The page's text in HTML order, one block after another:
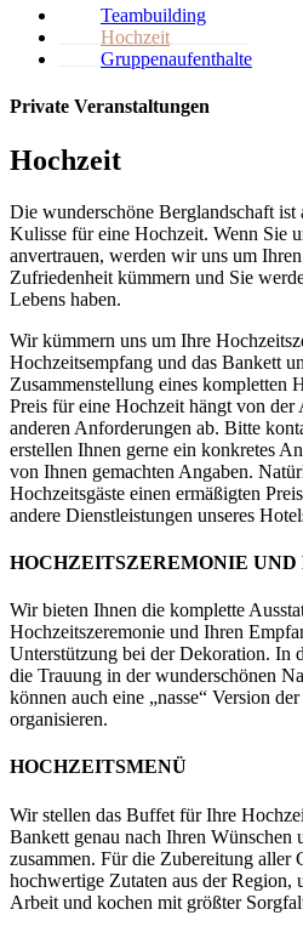
Teambuilding
Hochzeit
Gruppenaufenthalte
Private Veranstaltungen
Hochzeit
Die wunderschöne Berglandschaft ist
Kulisse für eine Hochzeit. Wenn Sie
anvertrauen, werden wir uns um
Zufriedenheit kümmern und Sie
Lebens haben.
Wir kümmern uns um Ihre
Hochzeitsempfang und das Bankett
Zusammenstellung eines kompletten
Preis für eine Hochzeit hängt von der
anderen Anforderungen ab. Bitte
erstellen Ihnen gerne ein konkretes
von Ihnen gemachten Angaben.
Hochzeitsgäste einen ermäßigten
andere Dienstleistungen unseres
HOCHZEITSZEREMONIE UND
Wir bieten Ihnen die komplette
Hochzeitszeremonie und Ihren
Unterstützung bei der Dekoration. In
die Trauung in der wunderschönen
können auch eine „nasse“ Version
organisieren.
HOCHZEITSMENÜ
Wir stellen das Buffet für Ihre
Bankett genau nach Ihren Wünschen
zusammen. Für die Zubereitung aller
hochwertige Zutaten aus der Region,
Arbeit und kochen mit größter